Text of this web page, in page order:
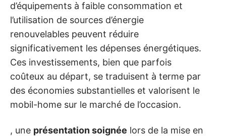
d’équipements à faible consommation et
l’utilisation de sources d’énergie
renouvelables peuvent réduire
significativement les dépenses énergétiques.
Ces investissements, bien que parfois
coûteux au départ, se traduisent à terme par
des économies substantielles et valorisent le
mobil-home sur le marché de l’occasion.
, une présentation soignée lors de la mise en